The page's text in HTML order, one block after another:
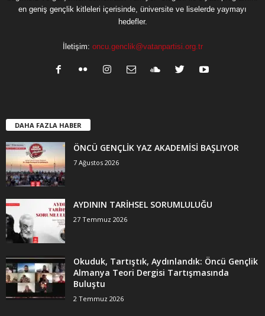
en geniş gençlik kitleleri içerisinde, üniversite ve liselerde yaymayı
hedefler.
İletişim: oncu.genclik@vatanpartisi.org.tr
DAHA FAZLA HABER
ÖNCÜ GENÇLİK YAZ AKADEMİSİ BAŞLIYOR
7 Ağustos 2026
AYDININ TARİHSEL SORUMLULUĞU
27 Temmuz 2026
Okuduk, Tartıştık, Aydınlandık: Öncü Gençlik
Almanya Teori Dergisi Tartışmasında
Buluştu
2 Temmuz 2026